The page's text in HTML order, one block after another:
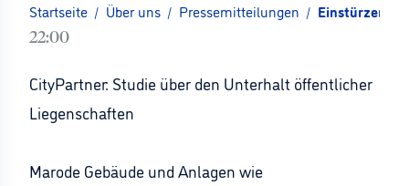
Startseite / Über uns / Pressemitteilungen / Einstürzende
22:00
CityPartner: Studie über den Unterhalt öffentlicher
Liegenschaften
Marode Gebäude und Anlagen wie